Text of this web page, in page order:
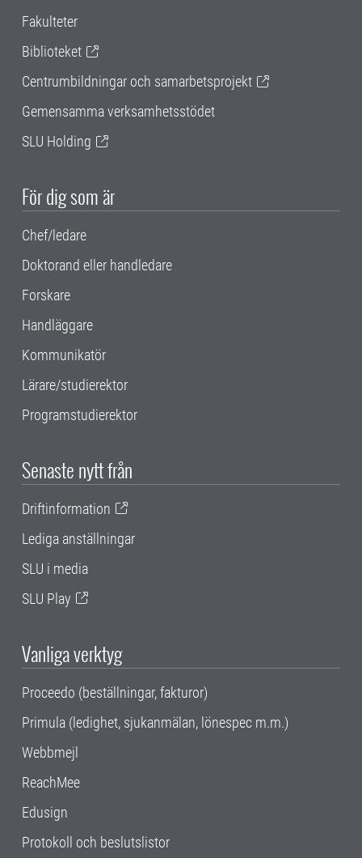
Fakulteter
Biblioteket
Centrumbildningar och samarbetsprojekt
Gemensamma verksamhetsstödet
SLU Holding
För dig som är
Chef/ledare
Doktorand eller handledare
Forskare
Handläggare
Kommunikatör
Lärare/studierektor
Programstudierektor
Senaste nytt från
Driftinformation
Lediga anställningar
SLU i media
SLU Play
Vanliga verktyg
Proceedo (beställningar, fakturor)
Primula (ledighet, sjukanmälan, lönespec m.m.)
Webbmejl
ReachMee
Edusign
Protokoll och beslutslistor